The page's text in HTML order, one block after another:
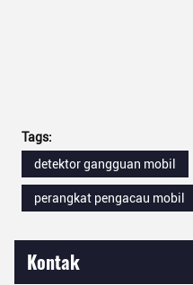
Tags:
detektor gangguan mobil
perangkat pengacau mobil
Kontak